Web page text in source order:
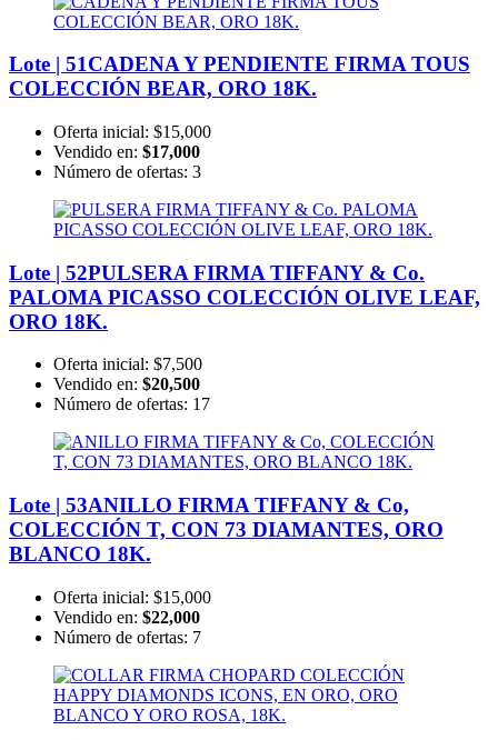
Lote | 51CADENA Y PENDIENTE FIRMA TOUS
COLECCIÓN BEAR, ORO 18K.
Oferta inicial: $15,000
Vendido en: $17,000
Número de ofertas: 3
Lote | 52PULSERA FIRMA TIFFANY & Co.
PALOMA PICASSO COLECCIÓN OLIVE LEAF,
ORO 18K.
Oferta inicial: $7,500
Vendido en: $20,500
Número de ofertas: 17
Lote | 53ANILLO FIRMA TIFFANY & Co,
COLECCIÓN T, CON 73 DIAMANTES, ORO
BLANCO 18K.
Oferta inicial: $15,000
Vendido en: $22,000
Número de ofertas: 7